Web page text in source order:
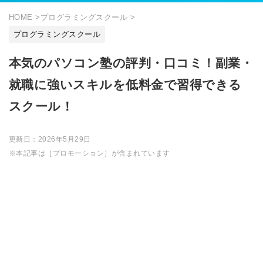
HOME > プログラミングスクール >
プログラミングスクール
本気のパソコン塾の評判・口コミ！副業・
就職に強いスキルを低料金で習得できる
スクール！
更新日： 2026年5月29日
※本記事は［プロモーション］が含まれています